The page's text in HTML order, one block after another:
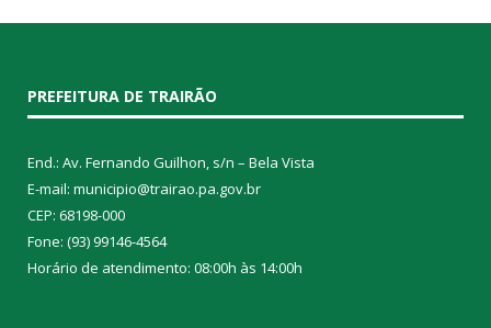
PREFEITURA DE TRAIRÃO
End.: Av. Fernando Guilhon, s/n – Bela Vista
E-mail: municipio@trairao.pa.gov.br
CEP: 68198-000
Fone: (93) 99146-4564
Horário de atendimento: 08:00h às 14:00h